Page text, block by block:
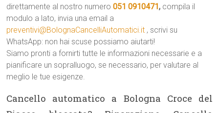
direttamente al nostro numero051 0910471, compila il
modulo a lato, invia una email a
preventivi@BolognaCancelliAutomatici.it , scrivi su
WhatsApp: non hai scuse possiamo aiutarti!
Siamo pronti a fornirti tutte le informazioni necessarie e a
pianificare un sopralluogo, se necessario, per valutare al
meglio le tue esigenze.
Cancello automatico a Bologna Croce del